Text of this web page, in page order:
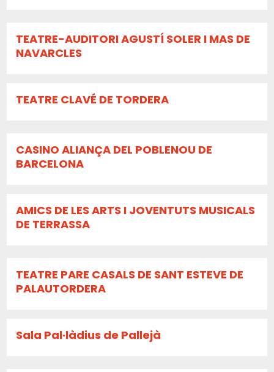
TEATRE-AUDITORI AGUSTÍ SOLER I MAS DE
NAVARCLES
TEATRE CLAVÉ DE TORDERA
CASINO ALIANÇA DEL POBLENOU DE
BARCELONA
AMICS DE LES ARTS I JOVENTUTS MUSICALS
DE TERRASSA
TEATRE PARE CASALS DE SANT ESTEVE DE
PALAUTORDERA
Sala Pal·làdius de Pallejà